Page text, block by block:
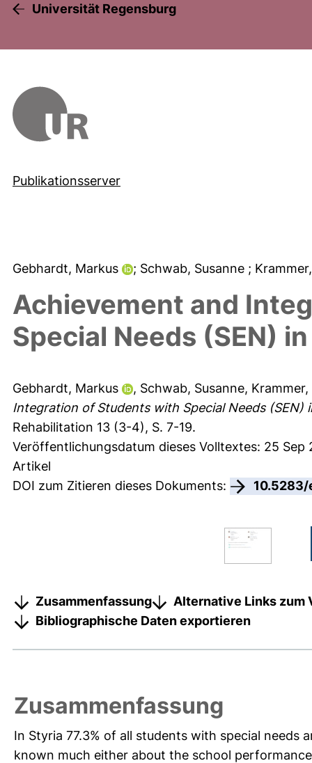
Universität Regensburg
Publikationsserver
Gebhardt, Markus ; Schwab, Susanne ;
Achievement and
Special Needs (SEN)
Gebhardt, Markus , Schwab, Susanne, Krammer,
Integration of Students with Special Needs (SEN)
Rehabilitation 13 (3-4), S. 7-19.
Veröffentlichungsdatum dieses Volltextes: 25 Sep
Artikel
DOI zum Zitieren dieses Dokuments:
10.5283/
Zusammenfassung
Alternative Links zum
Bibliographische Daten exportieren
Zusammenfassung
In Styria 77.3% of all students with special needs
known much either about the school